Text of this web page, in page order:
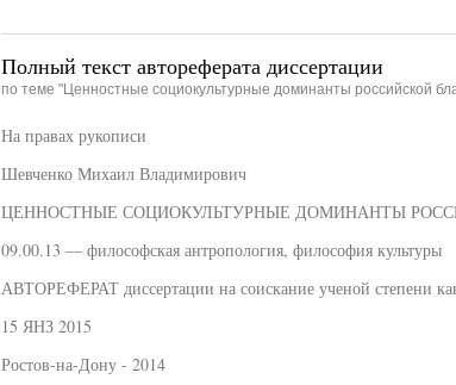
Полный текст автореферата диссертации
по теме "Ценностные социокультурные доминанты российской
На правах рукописи
Шевченко Михаил Владимирович
ЦЕННОСТНЫЕ СОЦИОКУЛЬТУРНЫЕ ДОМИНАНТЫ
09.00.13 — философская антропология, философия культуры
АВТОРЕФЕРАТ диссертации на соискание ученой степени
15 ЯНЗ 2015
Ростов-на-Дону - 2014